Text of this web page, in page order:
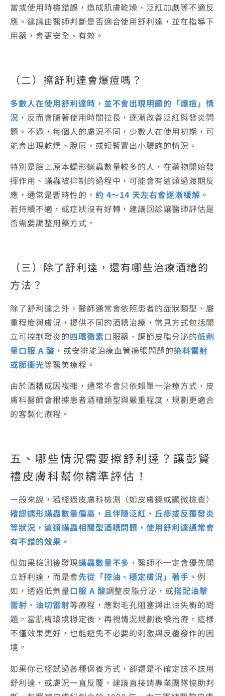
當或使用時機錯誤，造成肌膚乾燥、泛紅加劇等不適反
應。建議由醫師判斷是否適合使用舒利達，並在指導下
用藥，會更安全、有效。
（二）擦舒利達會爆痘嗎？
多數人在使用舒利達時，並不會出現明顯的「爆痘」情
況 ，反而會隨著使用時間拉長，逐漸改善泛紅與發炎問
題。不過，每個人的膚況不同，少數人在使用初期，可
能會出現乾燥、脫屑，或短暫冒出小膿皰的情況。
特別是臉上原本蠕形蟎蟲數量較多的人，在藥物開始發
揮作用、蟎蟲被抑制的過程中，可能會有這類過渡期反
應，通常是暫時性的， 約 4～14 天左右會逐漸緩解 。
若持續不適，或症狀沒有好轉，建議回診讓醫師評估是
否需要調整用藥方式。
（三）除了舒利達，還有哪些治療酒糟的
方法？
除了舒利達之外，醫師通常會依照患者的症狀類型、嚴
重程度與膚況，提供不同的酒糟治療，常見方式包括開
立可控制發炎的四環黴素口服藥、調節皮脂分泌的低劑
量口服 A 酸 ，或安排能治療血管擴張問題的染料雷射
或脈衝光等醫美療程。
由於酒糟成因複雜，通常不會只依賴單一治療方式，皮
膚科醫師會根據患者酒糟類型與嚴重程度，規劃更適合
的客製化療程。
五、哪些情況需要擦舒利達？讓彭賢
禮皮膚科幫你精準評估！
一般來說，若經過皮膚科檢測（如皮膚鏡或顯微檢查）
確認蠕形蟎蟲數量偏高，且伴隨泛紅、丘疹或反覆發炎
等狀況，這類蟎蟲相關型酒糟問題，使用舒利達通常會
有不錯的效果。
但如果檢測後發現蟎蟲數量不多 ，醫師不一定會優先開
立舒利達，而是會先從「控油、穩定膚況」著手。例
如，透過低劑量口服 A 酸調整皮脂分泌，或搭配油擊
雷射、油切雷射等療程，應對毛孔阻塞與出油失衡的問
題。當肌膚環境穩定後，再視情況規劃後續治療，這樣
不僅效果更好，也能避免不必要的刺激與反覆發作的困
境。
如果你已經試過各種保養方式，卻還是不確定該不該用
舒利達，或膚況一直反覆，建議直接請專業團隊協助判